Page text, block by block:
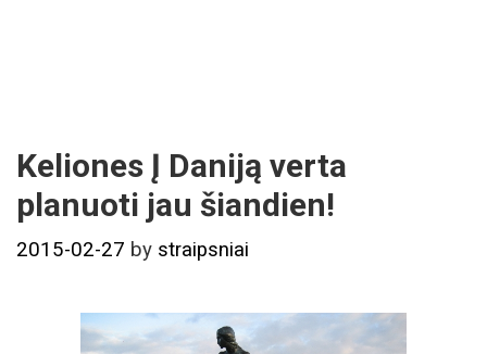
Keliones Į Daniją verta
planuoti jau šiandien!
2015-02-27 by straipsniai